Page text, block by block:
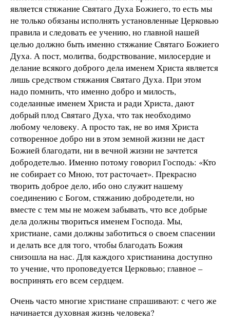
является стяжание Святаго Духа Божиего, то есть мы
не только обязаны исполнять установленные Церковью
правила и следовать ее учению, но главной нашей
целью должно быть именно стяжание Святаго Божиего
Духа. А пост, молитва, бодрствование, милосердие и
делание всякого доброго дела именем Христа является
лишь средством стяжания Святаго Духа. При этом
надо помнить, что именно добро и милость,
соделанные именем Христа и ради Христа, дают
добрый плод Святаго Духа, что так необходимо
любому человеку. А просто так, не во имя Христа
сотворенное добро ни в этом земной жизни не даст
Божией благодати, ни в вечной жизни не зачтется
добродетелью. Именно потому говорил Господь: «Кто
не собирает со Мною, тот расточает». Прекрасно
творить доброе дело, ибо оно служит нашему
соединению с Богом, стяжанию добродетели, но
вместе с тем мы не можем забывать, что все добрые
дела должны твориться именем Господа. Мы,
христиане, сами должны заботиться о своем спасении
и делать все для того, чтобы благодать Божия
снизошла на нас. Для каждого христианина доступно
то учение, что проповедуется Церковью; главное –
воспринять его всем сердцем.
Очень часто многие христиане спрашивают: с чего же
начинается духовная жизнь человека?